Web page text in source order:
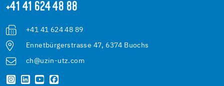
+41 41 624 48 88
+41 41 624 48 89
Ennetbürgerstrasse 47, 6374 Buochs
ch@uzin-utz.com